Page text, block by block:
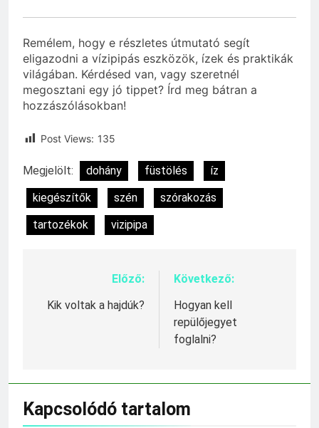
Remélem, hogy e részletes útmutató segít
eligazodni a vízipipás eszközök, ízek és praktikák
világában. Kérdésed van, vagy szeretnél
megosztani egy jó tippet? Írd meg bátran a
hozzászólásokban!
Post Views: 135
Megjelölt: dohány füstölés
íz
kiegészítők
szén
szórakozás
tartozékok
vizipipa
Bejegyzés
navigáció
Előző:
Kik voltak a hajdúk?
Következő:
Hogyan kell
repülőjegyet
foglalni?
Kapcsolódó tartalom